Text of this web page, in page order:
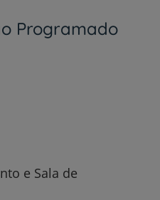
Programado
e Sala de